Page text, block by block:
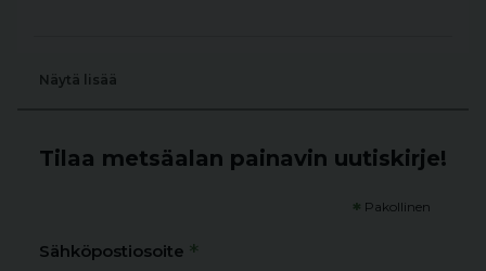
Näytä lisää
Tilaa metsäalan painavin uutiskirje!
* Pakollinen
Sähköpostiosoite *